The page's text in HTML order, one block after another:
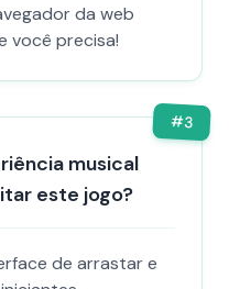
da web
você precisa!
#3
musical
este jogo?
de arrastar e